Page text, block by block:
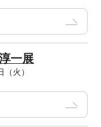
一展
火）